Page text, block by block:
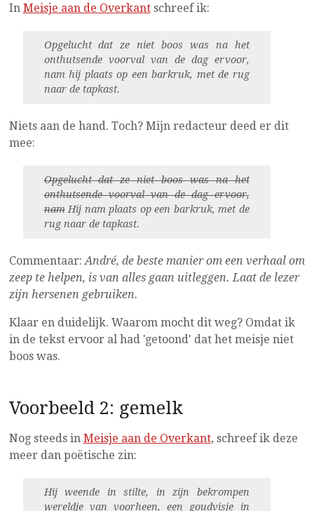
In Meisje aan de Overkantschreef ik:
Opgelucht dat ze niet boos was na het
onthutsende voorval van de dag ervoor,
nam hij plaats op een barkruk, met de rug
naar de tapkast.
Niets aan de hand. Toch? Mijn redacteur deed er dit
mee:
Opgelucht dat ze niet boos was na het
onthutsende voorval van de dag ervoor,
namHij nam plaats op een barkruk, met de
rug naar de tapkast.
Commentaar: André, de beste manier om een verhaal om
zeep te helpen, is van alles gaan uitleggen. Laat de lezer
zijn hersenen gebruiken.
Klaar en duidelijk. Waarom mocht dit weg? Omdat ik
in de tekst ervoor al had 'getoond' dat het meisje niet
boos was.
Voorbeeld 2: gemelk
Nog steeds in Meisje aan de Overkant, schreef ik deze
meer dan poëtische zin:
Hij weende in stilte, in zijn bekrompen
wereldje van voorheen, een goudvisje in